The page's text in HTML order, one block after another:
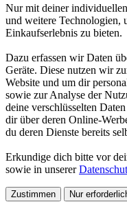
Nur mit deiner
und weitere Technologien,
Einkaufserlebnis zu bieten.
Dazu erfassen wir Daten
Geräte. Diese nutzen wir
Website und um dir
sowie zur Analyse der
deine verschlüsselten
dir über deren Online-
du deren Dienste bereits
Erkundige dich bitte vor
sowie in unserer
Zustimmen Nur